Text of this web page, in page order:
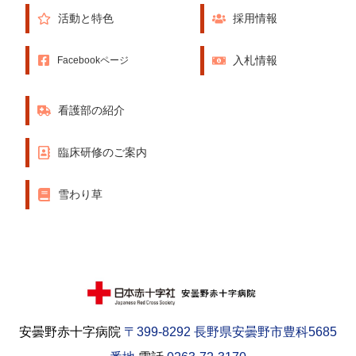
活動と特色
Facebookページ
採用情報
入札情報
看護部の紹介
臨床研修のご案内
雪わり草
安曇野赤十字病院 〒399-8292 長野県安曇野市豊科5685